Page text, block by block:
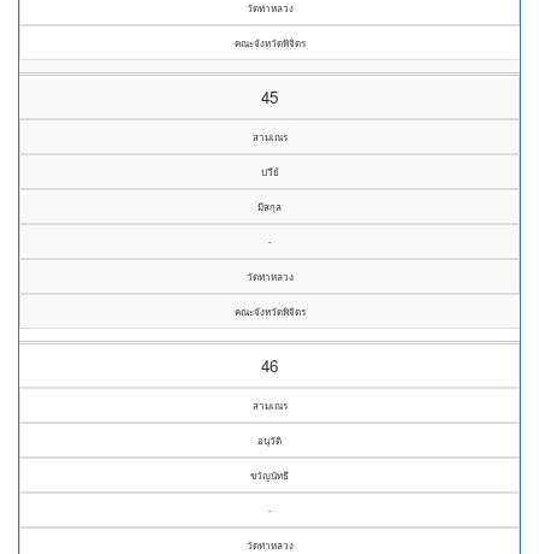
วัดท่าหลวง
คณะจังหวัดพิจิตร
45
สามเณร
ปวีย์
มีสกุล
-
วัดท่าหลวง
คณะจังหวัดพิจิตร
46
สามเณร
อนุวัติ
ขวัญนัทธี
-
วัดท่าหลวง